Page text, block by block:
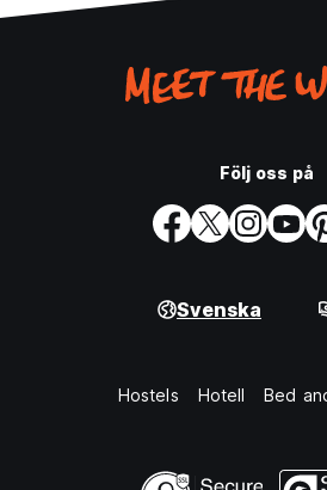
Följ oss på
Svenska
Hostels Hotell Bed